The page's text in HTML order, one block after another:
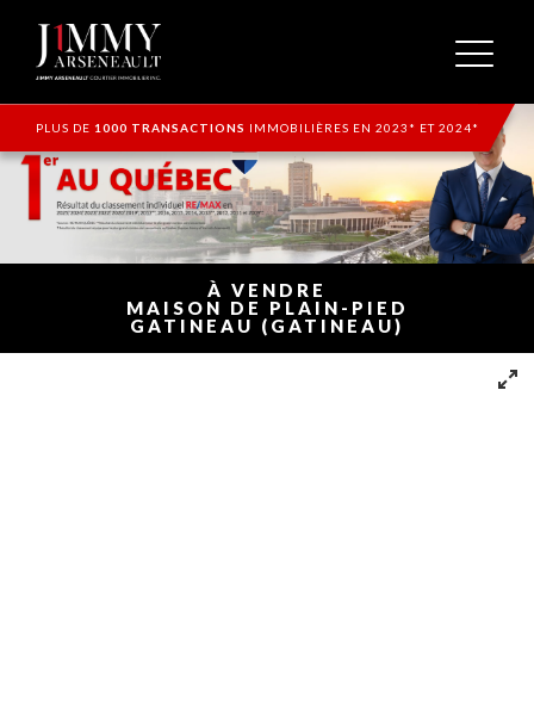
PLUS DE 1000 TRANSACTIONS IMMOBILIÈRES EN 2023* ET 2024*
À VENDRE
MAISON DE PLAIN-PIED
GATINEAU (GATINEAU)